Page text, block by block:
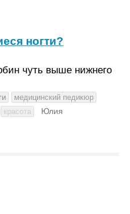
ногти?
чуть выше нижнего
медицинский педикюр
красота
Юлия